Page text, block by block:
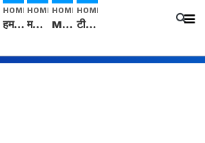
HOME
हम सनातनी..." सांसद kangana Ranaut से क्या बोली लड़की? Viral Jantar-Mantar | CJP protest
HOME
मनीषा हत्याकांड: हत्या, आत्महत्या या कोई बड़ा राज? | Full Story | Josh Haryana
HOME
Mangalsutra: हिंदू धर्म में शादी के बाद मंगलसूत्र क्यों पहनती है महिलाएं, किसने शुरु की ये परंपरा
HOME
टीम बीकेई ने एग्रीकल्चर ग्रेड की यूरिया खाद गट्टों में बदलकर टेक्निकल ग्रेड में बेचने वालों पर करवाई कार्रवाई: लखविंदर सिंह औलख